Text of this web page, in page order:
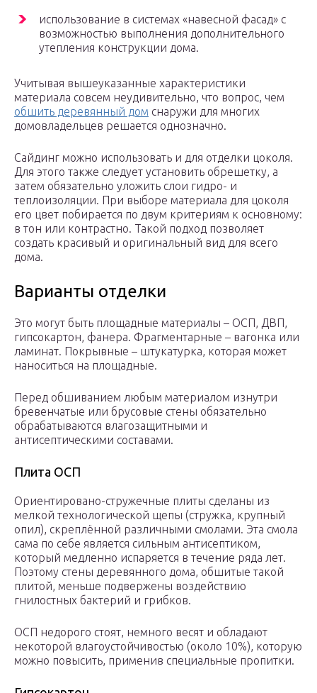
использование в системах «навесной фасад» с
возможностью выполнения дополнительного
утепления конструкции дома.
Учитывая вышеуказанные характеристики
материала совсем неудивительно, что вопрос, чем
обшить деревянный дом снаружи для многих
домовладельцев решается однозначно.
Сайдинг можно использовать и для отделки цоколя.
Для этого также следует установить обрешетку, а
затем обязательно уложить слои гидро- и
теплоизоляции. При выборе материала для цоколя
его цвет побирается по двум критериям к основному:
в тон или контрастно. Такой подход позволяет
создать красивый и оригинальный вид для всего
дома.
Варианты отделки
Это могут быть площадные материалы – ОСП, ДВП,
гипсокартон, фанера. Фрагментарные – вагонка или
ламинат. Покрывные – штукатурка, которая может
наноситься на площадные.
Перед обшиванием любым материалом изнутри
бревенчатые или брусовые стены обязательно
обрабатываются влагозащитными и
антисептическими составами.
Плита ОСП
Ориентировано-стружечные плиты сделаны из
мелкой технологической щепы (стружка, крупный
опил), скреплённой различными смолами. Эта смола
сама по себе является сильным антисептиком,
который медленно испаряется в течение ряда лет.
Поэтому стены деревянного дома, обшитые такой
плитой, меньше подвержены воздействию
гнилостных бактерий и грибков.
ОСП недорого стоят, немного весят и обладают
некоторой влагоустойчивостью (около 10%), которую
можно повысить, применив специальные пропитки.